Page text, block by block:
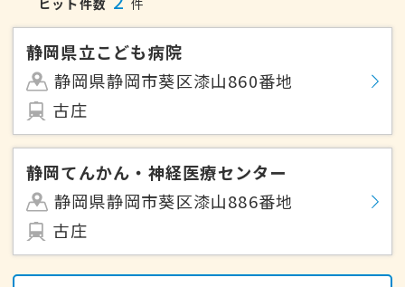
ヒット件数 件
静岡県立こども病院
静岡県静岡市葵区漆山860番地
古庄
静岡てんかん・神経医療センター
静岡県静岡市葵区漆山886番地
古庄